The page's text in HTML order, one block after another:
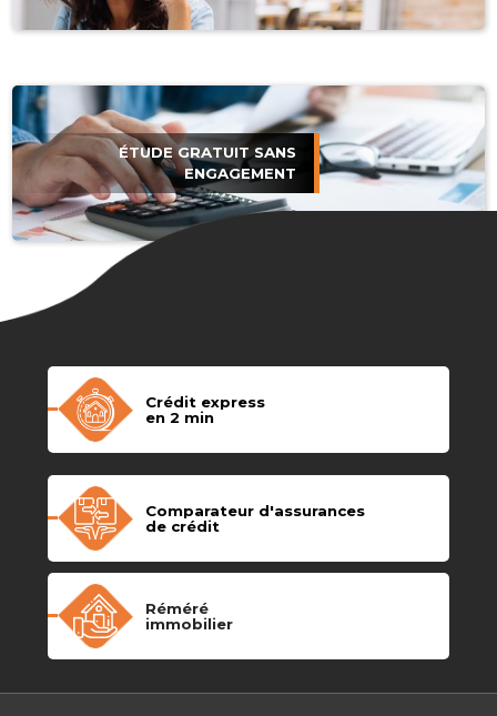
ÉTUDE GRATUIT SANS
ENGAGEMENT
Crédit express
en 2 min
Comparateur d'assurances
de crédit
Réméré
immobilier